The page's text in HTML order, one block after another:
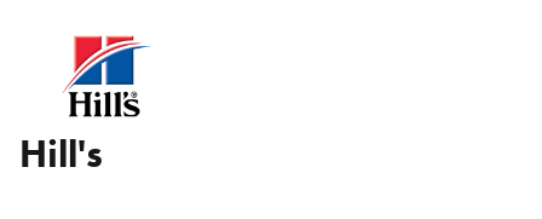
Tuotemerkit
Uutuudet
Tarjoukset
Palvelut
Hill's